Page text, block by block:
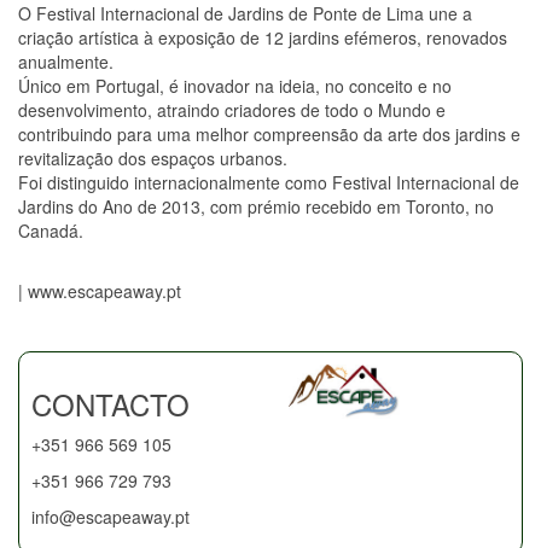
O Festival Internacional de Jardins de Ponte de Lima une a
criação artística à exposição de 12 jardins efémeros, renovados
anualmente.
Único em Portugal, é inovador na ideia, no conceito e no
desenvolvimento, atraindo criadores de todo o Mundo e
contribuindo para uma melhor compreensão da arte dos jardins e
revitalização dos espaços urbanos.
Foi distinguido internacionalmente como Festival Internacional de
Jardins do Ano de 2013, com prémio recebido em Toronto, no
Canadá.
| www.escapeaway.pt
CONTACTO
+351 966 569 105
+351 966 729 793
info@escapeaway.pt